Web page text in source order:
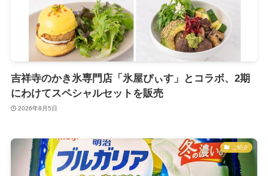
吉祥寺のかき氷専門店「氷屋ぴぃす」とコラボ、2期
にわけてスペシャルセットを販売
2026年8月5日
ご紹介